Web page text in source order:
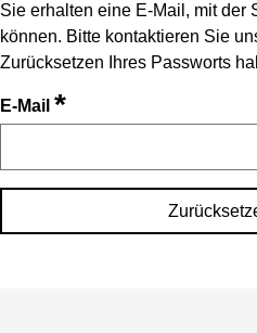
Sie erhalten eine E-Mail, mit der
können. Bitte kontaktieren Sie
Zurücksetzen Ihres Passworts
E-Mail *